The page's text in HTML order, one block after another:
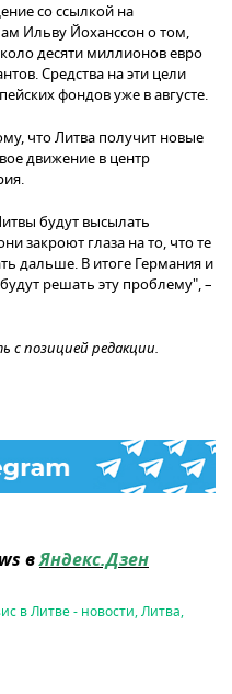
со ссылкой на
Ильву Йоханссон о том,
десяти миллионов евро
Средства на эти цели
фондов уже в августе.
что Литва получит новые
движение в центр
будут высылать
закроют глаза на то, что те
дальше. В итоге Германия и
решать эту проблему", –
позицией редакции.
вЯндекс.Дзен
в Литве - новости,Литва,